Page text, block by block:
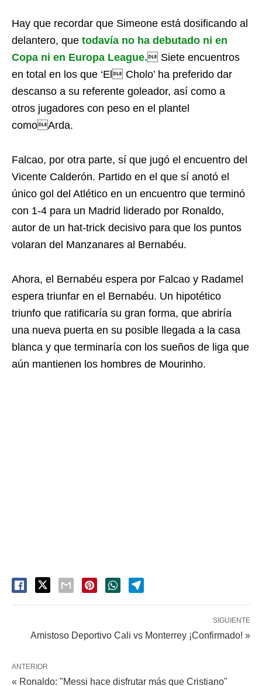
Hay que recordar que Simeone está dosificando al
delantero, que todavía no ha debutado ni en
Copa ni en Europa League. Siete encuentros
en total en los que ‘El Cholo’ ha preferido dar
descanso a su referente goleador, así como a
otros jugadores con peso en el plantel
comoArda.
Falcao, por otra parte, sí que jugó el encuentro del
Vicente Calderón. Partido en el que sí anotó el
único gol del Atlético en un encuentro que terminó
con 1-4 para un Madrid liderado por Ronaldo,
autor de un hat-trick decisivo para que los puntos
volaran del Manzanares al Bernabéu.
Ahora, el Bernabéu espera por Falcao y Radamel
espera triunfar en el Bernabéu. Un hipotético
triunfo que ratificaría su gran forma, que abriría
una nueva puerta en su posible llegada a la casa
blanca y que terminaría con los sueños de liga que
aún mantienen los hombres de Mourinho.
SIGUIENTE
Amistoso Deportivo Cali vs Monterrey ¡Confirmado! »
ANTERIOR
« Ronaldo: "Messi hace disfrutar más que Cristiano"